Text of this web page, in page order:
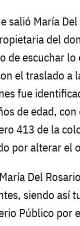
salió María
del
de escuchar
el traslado a
fue
de edad,
413 de la
por alterar el
Del
siendo así
Público por